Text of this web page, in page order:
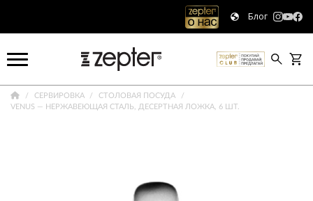
Блог
СЕРВИРОВКА
СТОЛОВАЯ ПОСУДА
VENUS — НЕРЖАВЕЮЩАЯ СТАЛЬ, ДЕСЕРТНАЯ ЛОЖКА, 6 ШТ.